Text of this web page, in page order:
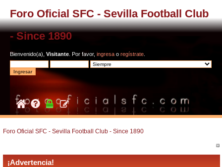
Foro Oficial SFC - Sevilla Football Club
- Since 1890
Bienvenido(a), Visitante . Por favor, ingresa o regístrate
Foro Oficial SFC - Sevilla Football Club - Since 1890
¡Advertencia!